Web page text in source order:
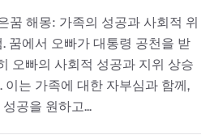
꿈 해몽: 가족의 성공과 사회적 위
꿈에서 오빠가 대통령 공천을 받
오빠의 사회적 성공과 지위 상승
이는 가족에 대한 자부심과 함께,
공을 원하고...